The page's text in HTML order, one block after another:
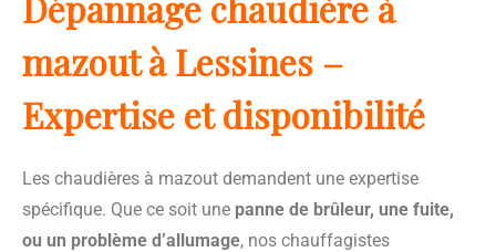
mazout à Lessines –
Expertise et disponibilité
Les chaudières à mazout demandent une expertise
spécifique. Que ce soit une panne de brûleur, une fuite,
ou un problème d’allumage, nos chauffagistes